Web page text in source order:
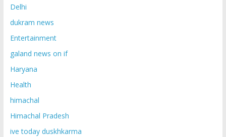
Delhi
dukram news
Entertainment
galand news on if
Haryana
Health
himachal
Himachal Pradesh
ive today duskhkarma